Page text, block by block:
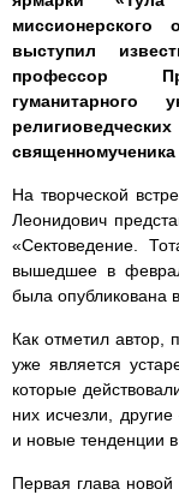
выступил
профессор
гуманитарного
На творческой
Леонидович
«Сектоведение.
вышедшее в
была опубликована
Как отметил автор,
уже является
которые
них исчезли,
и новые тенденции в
Первая глава новой